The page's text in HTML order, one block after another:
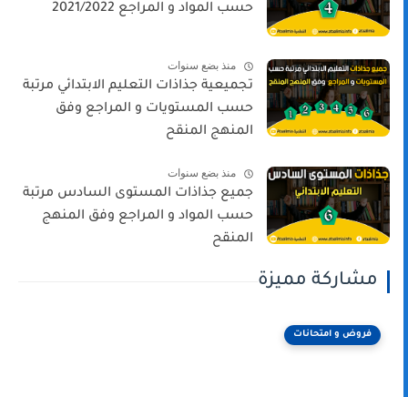
حسب المواد و المراجع 2021/2022
منذ بضع سنوات
تجميعية جذاذات التعليم الابتدائي مرتبة
حسب المستويات و المراجع وفق
المنهج المنقح
منذ بضع سنوات
جميع جذاذات المستوى السادس مرتبة
حسب المواد و المراجع وفق المنهج
المنقح
مشاركة مميزة
فروض و امتحانات